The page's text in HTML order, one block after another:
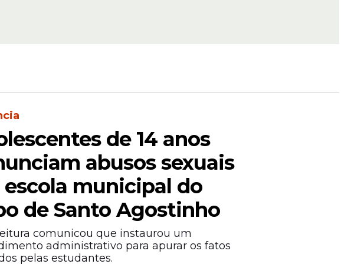
feira (24), no horário
de 14 anos
abusos sexuais
escola municipal do
de Santo Agostinho
comunicou que instaurou um
administrativo para apurar os fatos
pelas estudantes.